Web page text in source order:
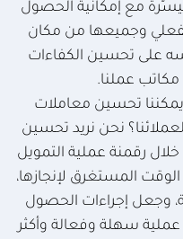
مع إمكانية الحصول
وجميعها من مكان
على تحسين الكفاءات
عملنا.
تحسين معاملات
نحن نريد تحسين
رقمنة عملية التمويل
المستغرق لإنجازها،
وجعل إجراءات الحصول
عملية سهلة وفعالة وأكثر